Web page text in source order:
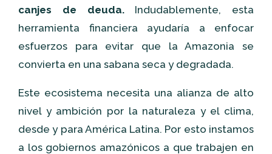
canjes de deuda.Indudablemente, esta
herramienta financiera ayudaría a enfocar
esfuerzos para evitar que la Amazonia se
convierta en una sabana seca y degradada.
Este ecosistema necesita una alianza de alto
nivel y ambición por la naturaleza y el clima,
desde y para América Latina. Por esto instamos
a los gobiernos amazónicos a que trabajen en